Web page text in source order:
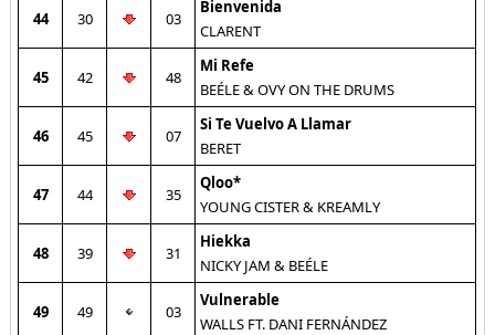
44 30 03
Bienvenida
CLARENT
45 42 48
Mi Refe
BEÉLE & OVY ON THE DRUMS
46 45 07
Si Te Vuelvo A Llamar
BERET
47 44 35
Qloo*
YOUNG CISTER & KREAMLY
48 39 31
Hiekka
NICKY JAM & BEÉLE
49 49 03
Vulnerable
WALLS FT. DANI FERNÁNDEZ